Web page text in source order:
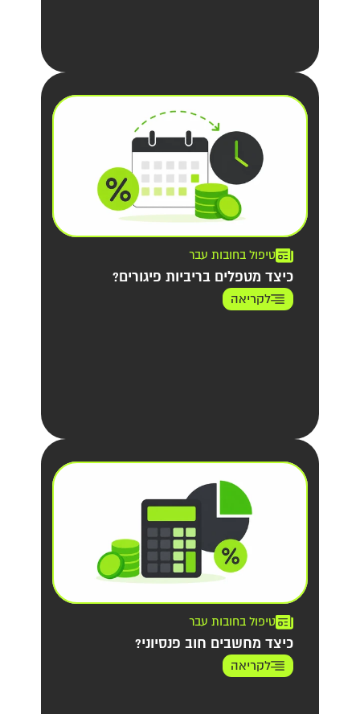
טיפול בחובות עבר
כיצד מטפלים בריביות פיגורים?
לקריאה
טיפול בחובות עבר
כיצד מחשבים חוב פנסיוני?
לקריאה